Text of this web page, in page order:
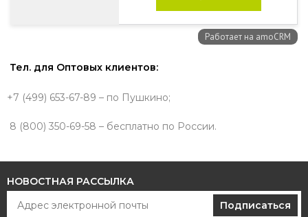
Тел. для Оптовых клиентов:
+7 (499) 653-67-89 – по Пушкино;
8 (800) 350-69-58 – бесплатно по России.
НОВОСТНАЯ РАССЫЛКА
Подписаться